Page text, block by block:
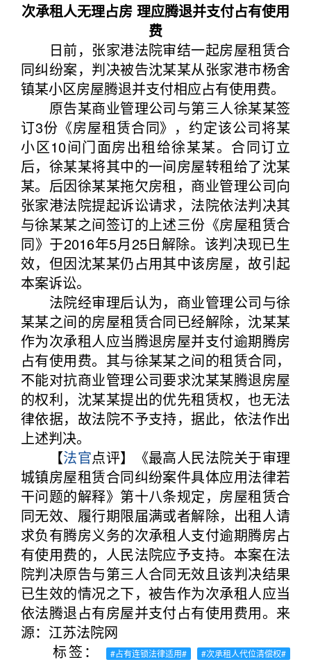
次承租人无理占房 理应腾退并支付占有使用
费
日前，张家港法院审结一起房屋租赁合
同纠纷案，判决被告沈某某从张家港市杨舍
镇某小区房屋腾退并支付相应占有使用费。
原告某商业管理公司与第三人徐某某签
订3份《房屋租赁合同》，约定该公司将某
小区10间门面房出租给徐某某。合同订立
后，徐某某将其中的一间房屋转租给了沈某
某。后因徐某某拖欠房租，商业管理公司向
张家港法院提起诉讼请求，法院依法判决其
与徐某某之间签订的上述三份《房屋租赁合
同》于2016年5月25日解除。该判决现已生
效，但因沈某某仍占用其中该房屋，故引起
本案诉讼。
法院经审理后认为，商业管理公司与徐
某某之间的房屋租赁合同已经解除，沈某某
作为次承租人应当腾退房屋并支付逾期腾房
占有使用费。其与徐某某之间的租赁合同，
不能对抗商业管理公司要求沈某某腾退房屋
的权利，沈某某提出的优先租赁权，也无法
律依据，故法院不予支持，据此，依法作出
上述判决。
【法官点评】《最高人民法院关于审理
城镇房屋租赁合同纠纷案件具体应用法律若
干问题的解释》第十八条规定，房屋租赁合
同无效、履行期限届满或者解除，出租人请
求负有腾房义务的次承租人支付逾期腾房占
有使用费的，人民法院应予支持。本案在法
院判决原告与第三人合同无效且该判决结果
已生效的情况之下，被告作为次承租人应当
依法腾退占有房屋并支付占有使用费用。来
源：江苏法院网
标签： #占有连锁法律适用#
#次承租人代位清偿权#